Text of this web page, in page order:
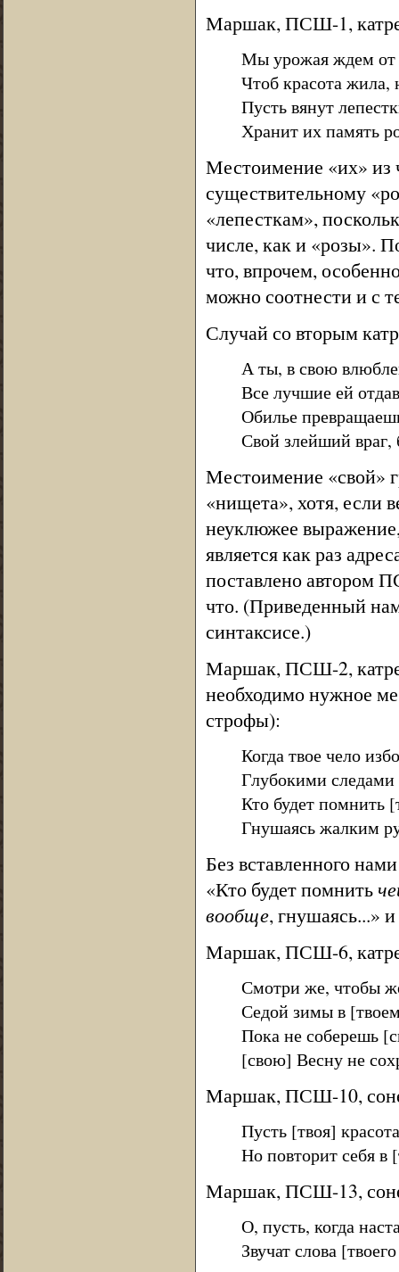
Маршак, ПСШ-1,
Мы урожая ждем от
Чтоб красота жила,
Пусть вянут
Хранит их память
Местоимение «их» из
существительному
«лепесткам»,
числе, как и «розы».
что, впрочем,
можно соотнести и с
Случай со вторым
А ты, в свою
Все лучшие ей
Обилье
Свой злейший
Местоимение «свой»
«нищета», хотя, если
неуклюжее
является как раз
поставлено автором
что. (Приведенный
синтаксисе.)
Маршак, ПСШ-2,
необходимо нужное
строфы):
Когда твое чело
Глубокими
Кто будет помнить
Гнушаясь жалким
Без вставленного
«Кто будет помнить
вообще, гнушаясь...» и
Маршак, ПСШ-6,
Смотри же, чтобы
Седой зимы в
Пока не соберешь
[свою] Весну не
Маршак, ПСШ-10,
Пусть [твоя]
Но повторит себя
Маршак, ПСШ-13,
О, пусть, когда
Звучат слова